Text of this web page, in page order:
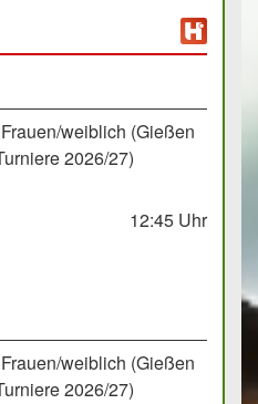
weiblich (Gießen
2026/27)
12:45 Uhr
weiblich (Gießen
2026/27)